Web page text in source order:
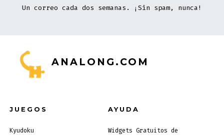
Un correo cada dos semanas. ¡Sin spam, nunca!
ANALONG.COM
JUEGOS
Kyudoku
AYUDA
Widgets Gratuitos de